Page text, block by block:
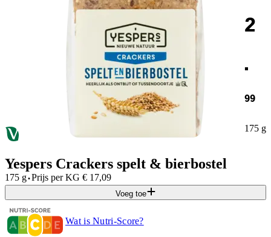
2
.
99
175 g
Yespers Crackers spelt & bierbostel
175 g·Prijs per KG € 17,09
Voeg toe
Wat is Nutri-Score?